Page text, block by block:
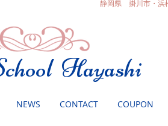
静岡県 掛川市・浜
Hayashi
NEWS CONTACT COUPON